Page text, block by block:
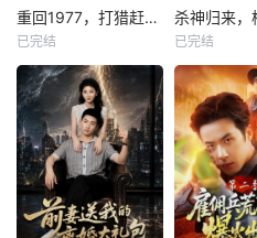
重回1977，打猎赶山娶老婆
已完结 已完结